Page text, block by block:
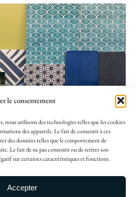
le consentement
nous utilisons des technologies telles que les cookies
des appareils. Le fait de consentir à ces
des données telles que le comportement de
Le fait de ne pas consentir ou de retirer son
sur certaines caractéristiques et fonctions.
AccepterNido Architecture